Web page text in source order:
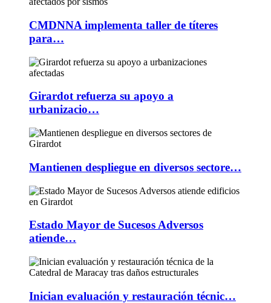
CMDNNA implementa taller de títeres
para…
Girardot refuerza su apoyo a
urbanizacio…
Mantienen despliegue en diversos sectore…
Estado Mayor de Sucesos Adversos
atiende…
Inician evaluación y restauración técnic…